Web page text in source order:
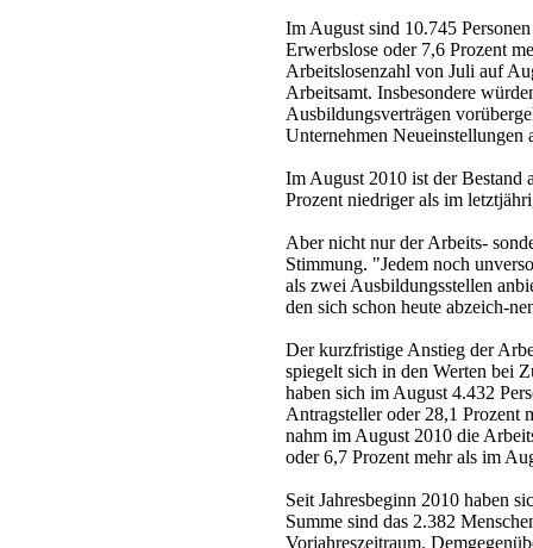
Im August sind 10.745
Erwerbslose oder 7,6 Prozent
Arbeitslosenzahl von Juli auf
Arbeitsamt. Insbesondere
Ausbildungsverträgen
Unternehmen Neueinstellungen
Im August 2010 ist der Bestand
Prozent niedriger als im
Aber nicht nur der Arbeits-
Stimmung. "Jedem noch
als zwei Ausbildungsstellen
den sich schon heute abzeich-
Der kurzfristige Anstieg der
spiegelt sich in den Werten bei
haben sich im August 4.432
Antragsteller oder 28,1 Prozent
nahm im August 2010 die
oder 6,7 Prozent mehr als im
Seit Jahresbeginn 2010 haben
Summe sind das 2.382
Vorjahreszeitraum.